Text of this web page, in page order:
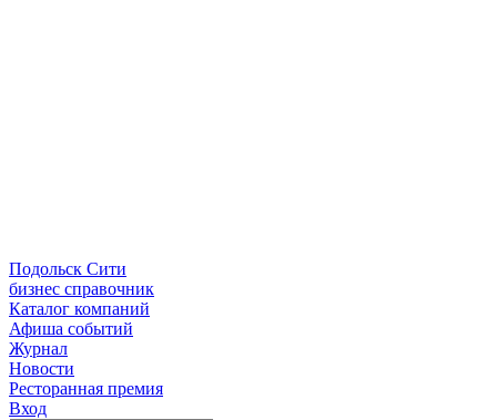
Подольск Сити
бизнес справочник
Каталог компаний
Афиша событий
Журнал
Новости
Ресторанная премия
Вход